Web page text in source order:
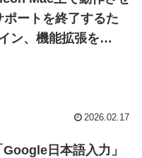
ートを終了するた
ン、機能拡張を
2026.02.17
日本語入力」